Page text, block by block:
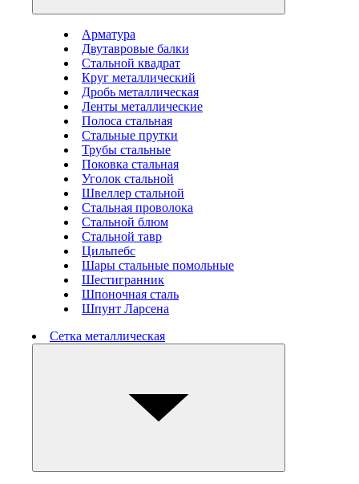
Арматура
Двутавровые балки
Стальной квадрат
Круг металлический
Дробь металлическая
Ленты металлические
Полоса стальная
Стальные прутки
Трубы стальные
Поковка стальная
Уголок стальной
Швеллер стальной
Стальная проволока
Стальной блюм
Стальной тавр
Цильпебс
Шары стальные помольные
Шестигранник
Шпоночная сталь
Шпунт Ларсена
Сетка металлическая